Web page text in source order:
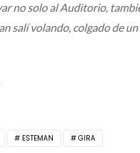
no solo al Auditorio,
salí volando, colgado de
ESTEMAN GIRA